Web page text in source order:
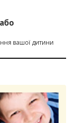
вашої дитини